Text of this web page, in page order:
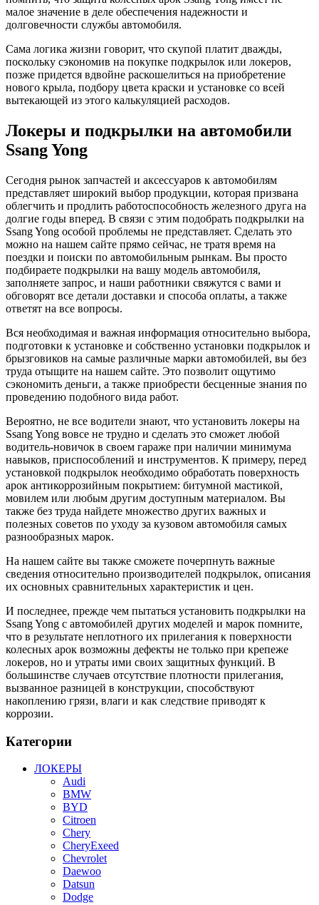
малое значение в деле обеспечения надежности и
долговечности службы автомобиля.
Сама логика жизни говорит, что скупой платит дважды,
поскольку сэкономив на покупке подкрылок или локеров,
позже придется вдвойне раскошелиться на приобретение
нового крыла, подбору цвета краски и установке со всей
вытекающей из этого калькуляцией расходов.
Локеры и подкрылки на автомобили
Ssang Yong
Сегодня рынок запчастей и аксессуаров к автомобилям
представляет широкий выбор продукции, которая призвана
облегчить и продлить работоспособность железного друга на
долгие годы вперед. В связи с этим подобрать подкрылки на
Ssang Yong особой проблемы не представляет. Сделать это
можно на нашем сайте прямо сейчас, не тратя время на
поездки и поиски по автомобильным рынкам. Вы просто
подбираете подкрылки на вашу модель автомобиля,
заполняете запрос, и наши работники свяжутся с вами и
обговорят все детали доставки и способа оплаты, а также
ответят на все вопросы.
Вся необходимая и важная информация относительно выбора,
подготовки к установке и собственно установки подкрылок и
брызговиков на самые различные марки автомобилей, вы без
труда отыщите на нашем сайте. Это позволит ощутимо
сэкономить деньги, а также приобрести бесценные знания по
проведению подобного вида работ.
Вероятно, не все водители знают, что установить локеры на
Ssang Yong вовсе не трудно и сделать это сможет любой
водитель-новичок в своем гараже при наличии минимума
навыков, приспособлений и инструментов. К примеру, перед
установкой подкрылок необходимо обработать поверхность
арок антикоррозийным покрытием: битумной мастикой,
мовилем или любым другим доступным материалом. Вы
также без труда найдете множество других важных и
полезных советов по уходу за кузовом автомобиля самых
разнообразных марок.
На нашем сайте вы также сможете почерпнуть важные
сведения относительно производителей подкрылок, описания
их основных сравнительных характеристик и цен.
И последнее, прежде чем пытаться установить подкрылки на
Ssang Yong с автомобилей других моделей и марок помните,
что в результате неплотного их прилегания к поверхности
колесных арок возможны дефекты не только при крепеже
локеров, но и утраты ими своих защитных функций. В
большинстве случаев отсутствие плотности прилегания,
вызванное разницей в конструкции, способствуют
накоплению грязи, влаги и как следствие приводят к
коррозии.
Категории
ЛОКЕРЫ
Audi
BMW
BYD
Citroen
Chery
CheryExeed
Chevrolet
Daewoo
Datsun
Dodge